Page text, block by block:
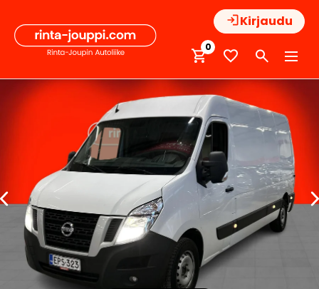
sisältöön
Kirjaudu
0